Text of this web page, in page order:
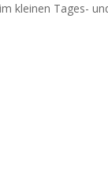
kleinen Tages-